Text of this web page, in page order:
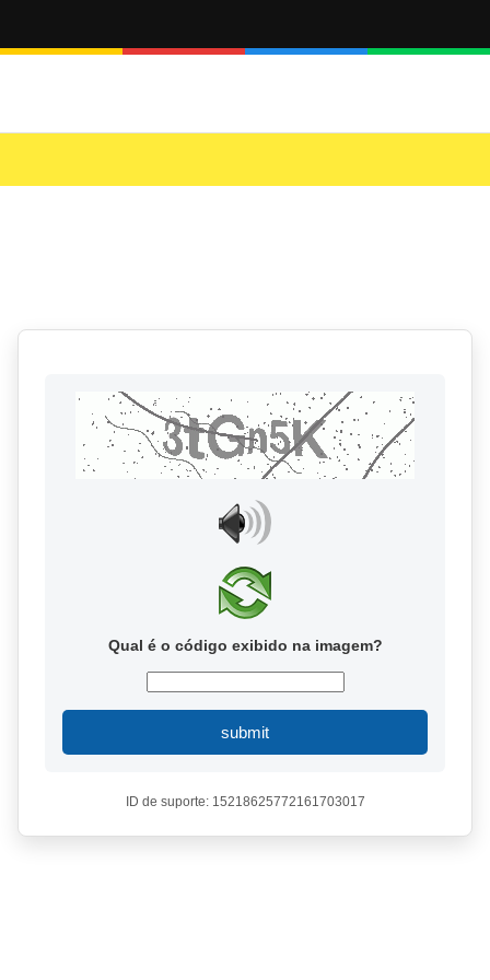
Qual é o código exibido na imagem?
submit
ID de suporte: 15218625772161703017